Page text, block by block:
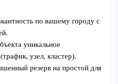
по вашему городу с
уникальное
узел, кластер).
резерв на простой для